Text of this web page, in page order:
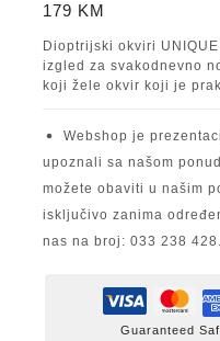
179 KM
Dioptrijski okviri
izgled za svakodnevno
koji žele okvir koji je
Webshop je
upoznali sa našom
možete obaviti u našim
isključivo zanima
nas na broj: 033 238 428.
Guaranteed